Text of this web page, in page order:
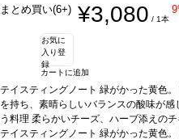
まとめ買い(6+) ¥3,080 / 1本
お気に
入り登
録
カートに追加
テイスティングノート 緑がかった黄色
を持ち、素晴らしいバランスの酸味が
う料理 柔らかいチーズ、ハーブ添えの
ルドネ*本ヴィンテージが在庫切れの場
テイスティングノート 緑がかった黄色